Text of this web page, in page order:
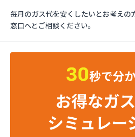
益田屋プロパン有限会社
横川食販株式会社 一里販売所
横川食販株式会社一里販売所
河原実業株式会社 藤岡営業所
株式会社JAエルサポート LP
株式会社JAエルサポート じゃ
株式会社JAエルサポート 県
毎月のガス代を安くしたいとお考えの
窓口へとご相談ください。